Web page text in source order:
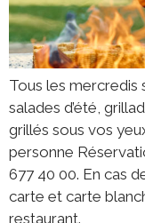
Tous les mercredis
salades d’été,
grillés sous vos
personne
677 40 00. En cas
carte et carte
restaurant.